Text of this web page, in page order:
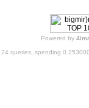
Powered by
queries, spending